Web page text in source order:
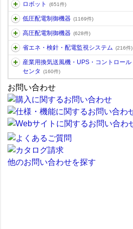
ロボット (651件)
低圧配電制御機器 (1169件)
高圧配電制御機器 (628件)
省エネ・検針・配電監視システム (216件)
産業用換気送風機・UPS・コントロール
センタ
(160件)
お問い合わせ
他のお問い合わせを探す